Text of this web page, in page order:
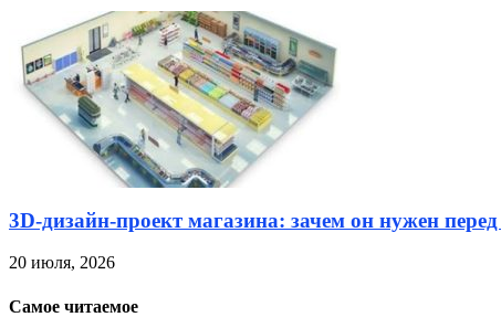
3D-дизайн-проект магазина: зачем он нужен
20 июля, 2026
Самое читаемое